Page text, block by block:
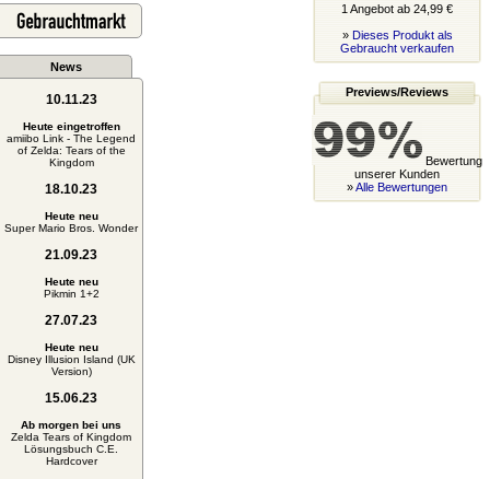
News
10.11.23
Heute eingetroffen
amiibo Link - The Legend
of Zelda: Tears of the
Kingdom
18.10.23
Heute neu
Super Mario Bros. Wonder
21.09.23
Heute neu
Pikmin 1+2
27.07.23
Heute neu
Disney Illusion Island (UK
Version)
15.06.23
Ab morgen bei uns
Zelda Tears of Kingdom
Lösungsbuch C.E.
Hardcover
1 Angebot ab 24,99 €
» Dieses Produkt als
Gebraucht verkaufen
Previews/Reviews
Bewertung
unserer Kunden
»Alle Bewertungen